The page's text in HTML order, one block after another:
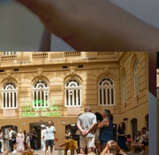
independentes.